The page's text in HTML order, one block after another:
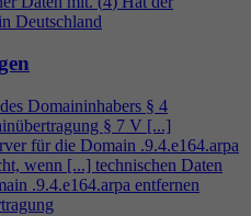
Deutschland
Domaininhabers § 4
§ 7 V [...]
für die Domain .9.4.e164.arpa
wenn [...] technischen Daten
.9.4.e164.arpa entfernen